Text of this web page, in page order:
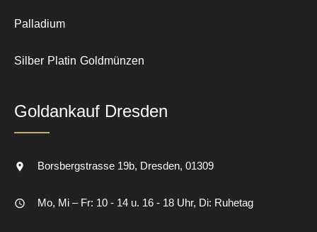
Palladium
Silber Platin Goldmünzen
Goldankauf Dresden
Borsbergstrasse 19b Dresden 01309
Mo, Mi – Fr: 10 - 14 u. 16 - 18 Uhr, Di: Ruhetag